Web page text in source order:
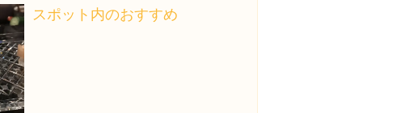
スポット内のおすすめ